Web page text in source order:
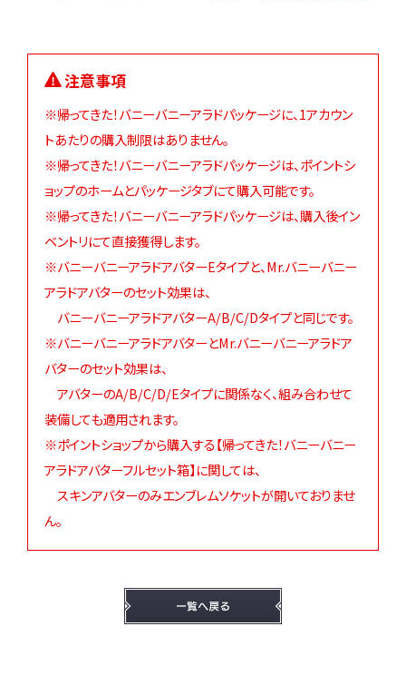
注意事項
※帰ってきた！バニーバニーアラドパッケージに、1アカウン
トあたりの購入制限はありません。
※帰ってきた！バニーバニーアラドパッケージは、ポイントシ
ョップのホームとパッケージタブにて購入可能です。
※帰ってきた！バニーバニーアラドパッケージは、購入後イン
ベントリにて直接獲得します。
※バニーバニーアラドアバターEタイプと、Mr.バニーバニー
アラドアバターのセット効果は、
バニーバニーアラドアバターA/B/C/Dタイプと同じです。
※バニーバニーアラドアバターとMr.バニーバニーアラドア
バターのセット効果は、
アバターのA/B/C/D/Eタイプに関係なく、組み合わせて
装備しても適用されます。
※ポイントショップから購入する【帰ってきた！バニーバニー
アラドアバターフルセット箱】に関しては、
スキンアバターのみエンブレムソケットが開いておりませ
ん。